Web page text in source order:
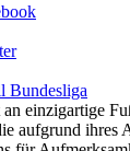
Bundesliga
einzigartige
aufgrund ihres